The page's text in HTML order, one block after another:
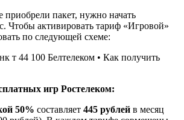
приобрели пакет, нужно начать
Чтобы активировать тариф «Игровой»
по следующей схеме:
игр Ростелеком:
50% составляет 445 рублей в месяц